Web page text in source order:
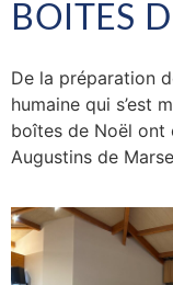
BOITES
De la préparation
humaine qui s’est
boîtes de Noël ont
Augustins de